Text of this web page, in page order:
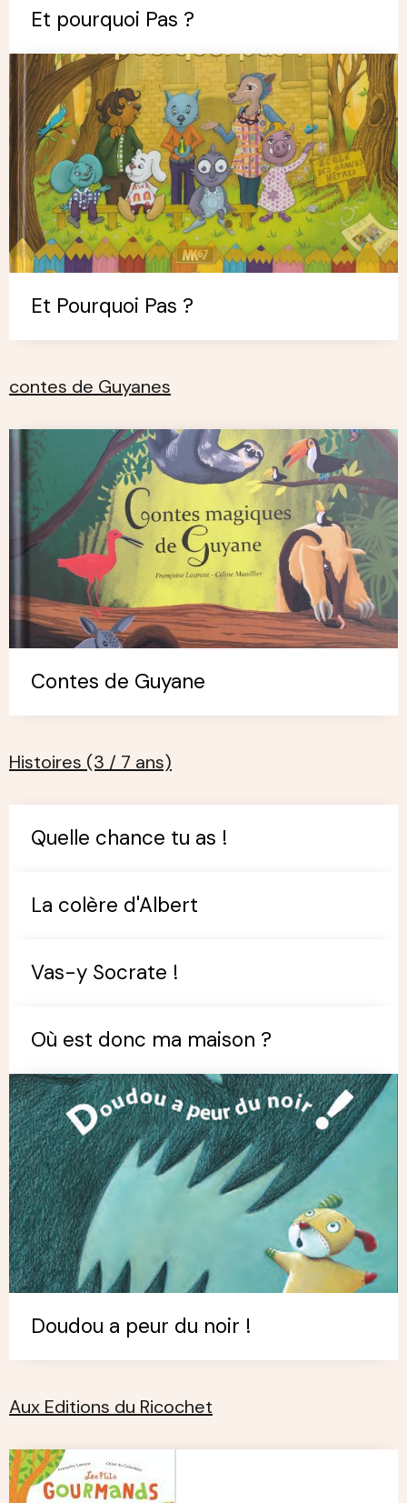
Et pourquoi Pas ?
Et Pourquoi Pas ?
contes de Guyanes
Contes de Guyane
Histoires (3 / 7 ans)
Quelle chance tu as !
La colère d'Albert
Vas-y Socrate !
Où est donc ma maison ?
Doudou a peur du noir !
Aux Editions du Ricochet